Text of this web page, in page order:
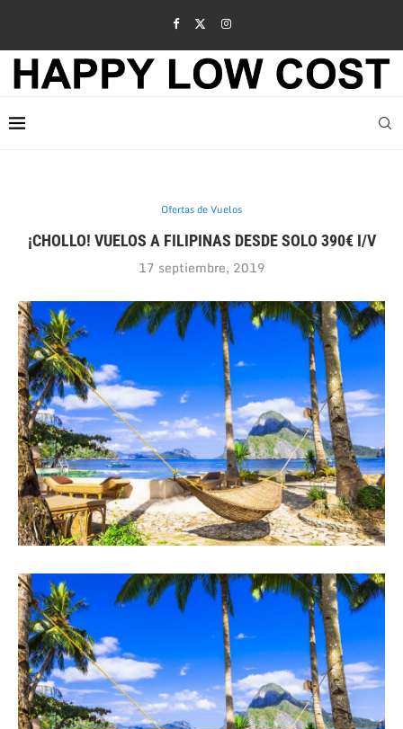
Ofertas de Vuelos
¡CHOLLO! VUELOS A FILIPINAS DESDE SOLO 390€ I/V
17 septiembre, 2019